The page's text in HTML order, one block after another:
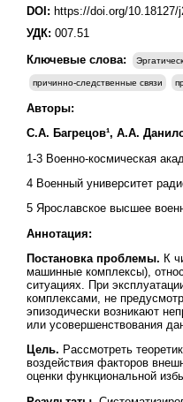
DOI: https://doi.org/10.18127/
УДК: 007.51
Ключевые слова:
причинно-следственные связи
Авторы:
С.А. Багрецов¹, А.А.
1-3 Военно-космическая
4 Военный университет
5 Ярославское высшее
Аннотация:
Постановка проблемы. К
машинные комплексы),
ситуациях. При
комплексами, не
эпизодически возникают
или усовершенствования
Цель. Рассмотреть
воздействия факторов
оценки функциональной